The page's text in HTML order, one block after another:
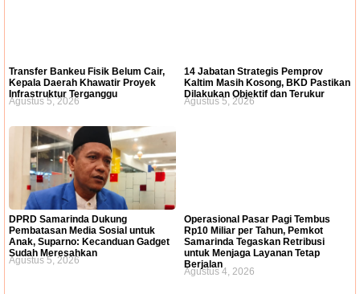
Transfer Bankeu Fisik Belum Cair,
Kepala Daerah Khawatir Proyek
Infrastruktur Terganggu
Agustus 5, 2026
14 Jabatan Strategis Pemprov
Kaltim Masih Kosong, BKD Pastikan
Dilakukan Objektif dan Terukur
Agustus 5, 2026
DPRD Samarinda Dukung
Pembatasan Media Sosial untuk
Anak, Suparno: Kecanduan Gadget
Sudah Meresahkan
Agustus 5, 2026
Operasional Pasar Pagi Tembus
Rp10 Miliar per Tahun, Pemkot
Samarinda Tegaskan Retribusi
untuk Menjaga Layanan Tetap
Berjalan
Agustus 4, 2026